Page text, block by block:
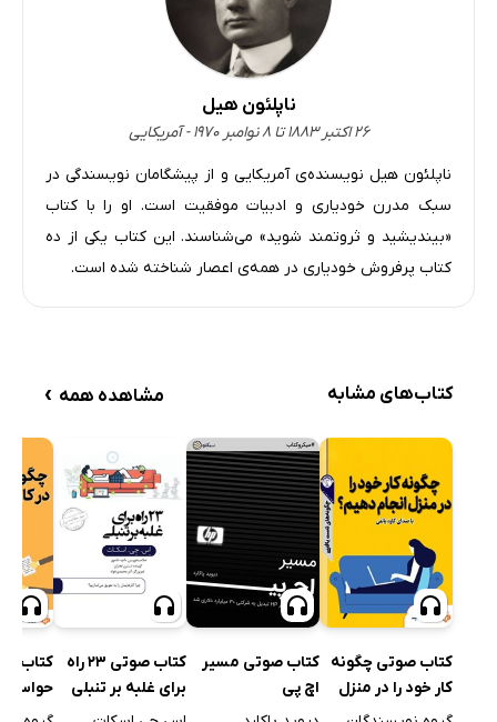
ناپلئون هیل
۲۶ اکتبر ۱۸۸۳ تا ۸ نوامبر ۱۹۷۰ - آمریکایی
ناپلئون هیل نویسنده‌ی آمریکایی و از پیشگامان نویسندگی در
سبک مدرن خودیاری و ادبیات موفقیت است. او را با کتاب
«بیندیشید و ثروتمند شوید» می‌شناسند. این کتاب یکی از ده
کتاب پرفروش خودیاری در همه‌ی اعصار شناخته شده است.
کتاب‌های مشابه مشاهده همه ›
کتاب صوتی چگونه
کار خود را در منزل
انجام دهیم؟
کتاب صوتی مسیر
اچ پی
کتاب صوتی 23 راه
برای غلبه بر تنبلی
کتاب
از بین